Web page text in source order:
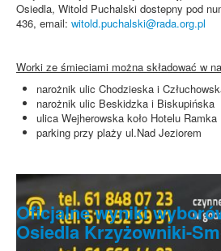
Osiedla, Witold Puchalski dostepny pod
436, email: witold.puchalski@rada.org.pl
Worki ze śmieciami można składować w
narożnik ulic Chodzieska i
narożnik ulic Beskidzka i Biskupińska
ulica Wejherowska koło Hotelu Ramka
parking przy plaży ul.Nad Jeziorem
Oficjalne wyniki
Osiedla Krzyżowniki-